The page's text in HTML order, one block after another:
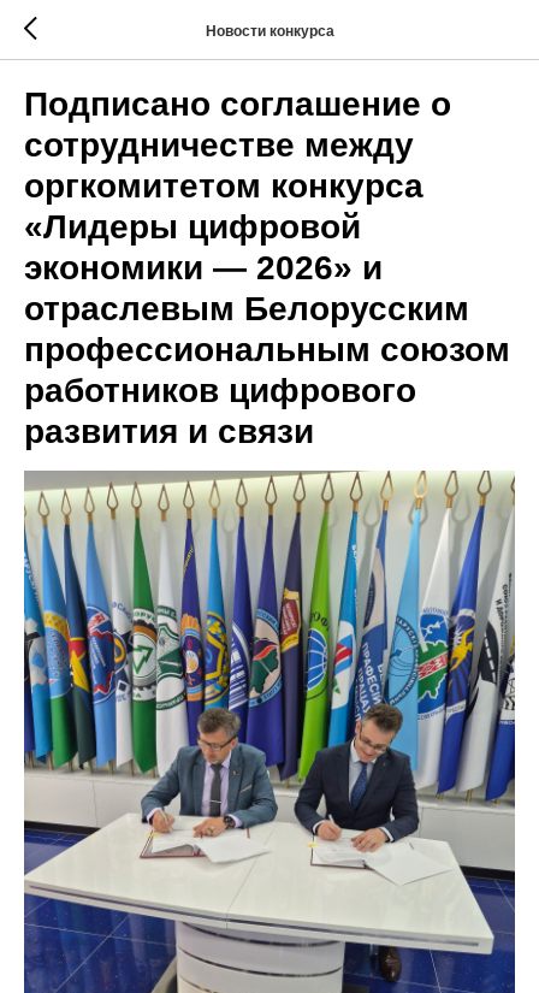
Новости конкурса
Подписано соглашение о
сотрудничестве между
оргкомитетом конкурса
«Лидеры цифровой
экономики — 2026» и
отраслевым Белорусским
профессиональным союзом
работников цифрового
развития и связи